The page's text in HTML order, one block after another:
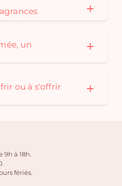
un
ou à s'offrir
9h à 18h.
fériés.